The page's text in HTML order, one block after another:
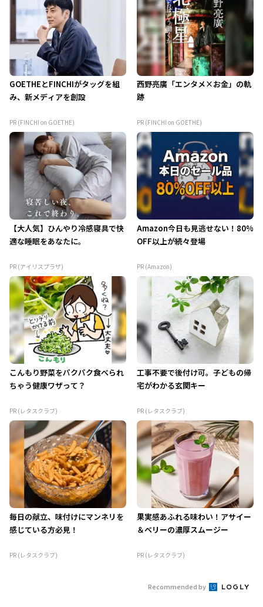
GOETHEとFINCHIがタッグを組
み、新メディアを創設
PR (FINCHI on GOETHE)
西野亮廣「エンタメ×お金」の軌
跡
PR (FINCHI on GOETHE)
【大人気】ひんやり冷感寝具で快
適な睡眠をあなたに。
PR (アイリスプラザ)
Amazon今日も見逃せない！80%
OFF以上が続々登場
PR (Amazon)
こんもり野菜をパクパク食べられ
ちゃう健康ワザって？
PR (レタスクラブ)
工事不要で後付け可。子どもの帰
宅がわかる玄関キー
PR (レタスクラブ)
毎日の献立、味付けにマンネリを
感じている方必見！
PR (レタスクラブ)
果実感あふれる味わい！アサイー
＆ベリーの濃厚スムージー
PR (レタスクラブ)
Recommended by